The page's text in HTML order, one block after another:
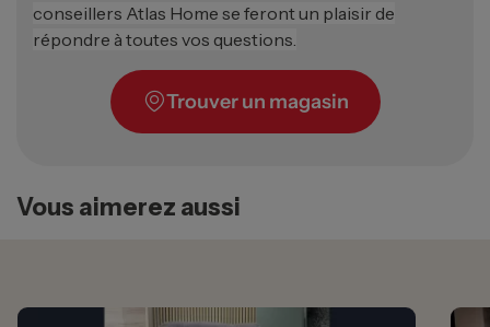
conseillers Atlas Home se feront un plaisir de
répondre à toutes vos questions.
Trouver un magasin
Vous aimerez aussi